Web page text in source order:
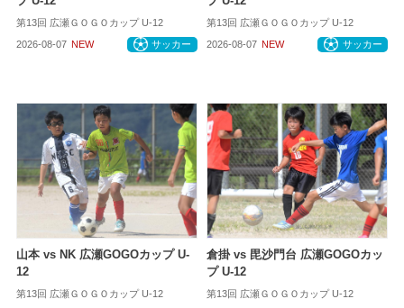
第13回 広瀬ＧＯＧＯカップ U-12
2026-08-07 NEW サッカー
第13回 広瀬ＧＯＧＯカップ U-12
2026-08-07 NEW サッカー
山本 vs NK 広瀬GOGOカップ U-
12
第13回 広瀬ＧＯＧＯカップ U-12
倉掛 vs 毘沙門台 広瀬GOGOカッ
プ U-12
第13回 広瀬ＧＯＧＯカップ U-12